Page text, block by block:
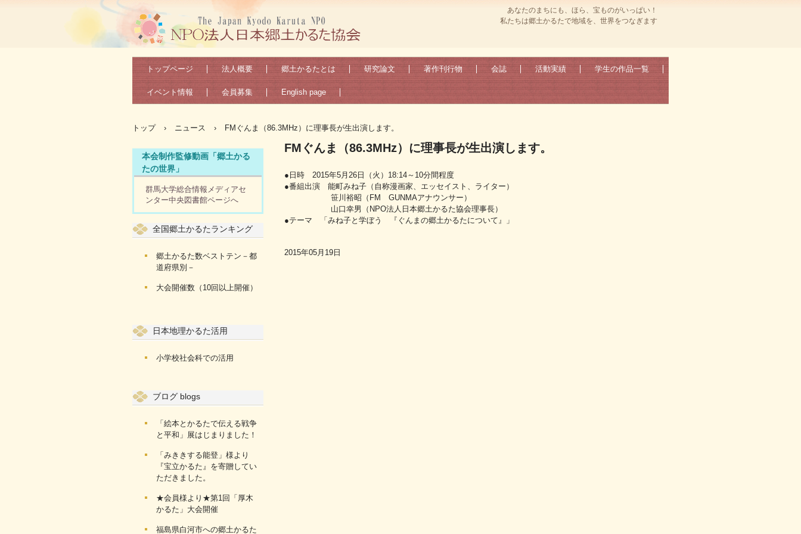
あなたのまちにも、ほら、宝ものがいっぱい！
私たちは郷土かるたで地域を、世界をつなぎます
トップページ 法人概要 郷土かるたとは 研究論文 著作刊行物 会誌 活動実績 学生の作品一覧
イベント情報 会員募集 English page
トップ › ニュース › FMぐんま（86.3MHz）に理事長が生出演します。
FMぐんま（86.3MHz）に理事長が生出演します。
●日時 2015年5月26日（火）18:14～10分間程度
●番組出演 能町みね子（自称漫画家、エッセイスト、ライター）
笹川裕昭（FM GUNMAアナウンサー）
山口幸男（NPO法人日本郷土かるた協会理事長）
●テーマ 「みね子と学ぼう 『ぐんまの郷土かるたについて』」
2015年05月19日
本会制作監修動画「郷土かる
たの世界」
群馬大学総合情報メディアセ
ンター中央図書館ページへ
全国郷土かるたランキング
郷土かるた数ベストテン－都
道府県別－
大会開催数（10回以上開催）
日本地理かるた活用
小学校社会科での活用
ブログ blogs
「絵本とかるたで伝える戦争
と平和」展はじまりました！
「みききする能登」様より
『宝立かるた』を寄贈してい
ただきました。
★会員様より★第1回「厚木
かるた」大会開催
福島県白河市への郷土かるた